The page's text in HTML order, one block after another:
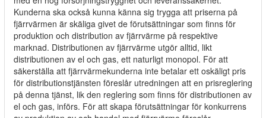
Kunderna ska också kunna känna sig trygga att priserna på
fjärrvärmen är skäliga givet de förutsättningar som finns för
produktion och distribution av fjärrvärme på respektive
marknad. Distributionen av fjärrvärme utgör alltid, likt
distributionen av el och gas, ett naturligt monopol. För att
säkerställa att fjärrvärmekunderna inte betalar ett oskäligt pris
för distributionstjänsten föreslår utredningen att en prisreglering
på denna tjänst, lik den reglering som finns för distributionen av
el och gas, införs. För att skapa förutsättningar för konkurrens